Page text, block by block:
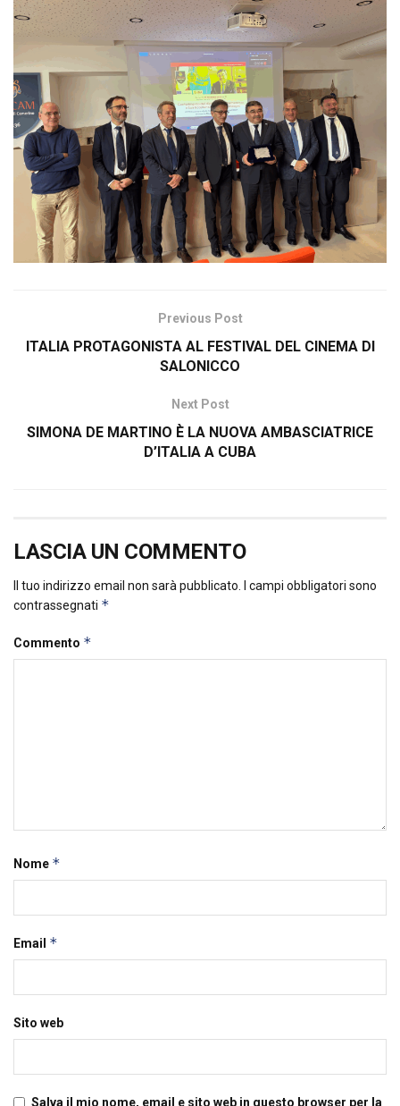
Previous Post
ITALIA PROTAGONISTA AL FESTIVAL DEL CINEMA DI
SALONICCO
Next Post
SIMONA DE MARTINO È LA NUOVA AMBASCIATRICE
D’ITALIA A CUBA
LASCIA UN COMMENTO
Il tuo indirizzo email non sarà pubblicato.
I campi obbligatori sono
contrassegnati *
Commento *
Nome *
Email *
Sito web
Salva il mio nome, email e sito web in questo browser per la